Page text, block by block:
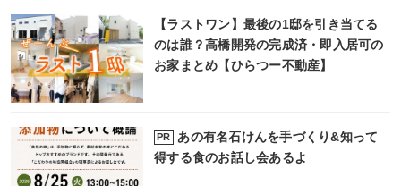
【ラストワン】最後の1邸を引き当てる
のは誰？高橋開発の完成済・即入居可の
お家まとめ【ひらつー不動産】
PR
あの有名石けんを手づくり&知って
得する食のお話し会あるよ